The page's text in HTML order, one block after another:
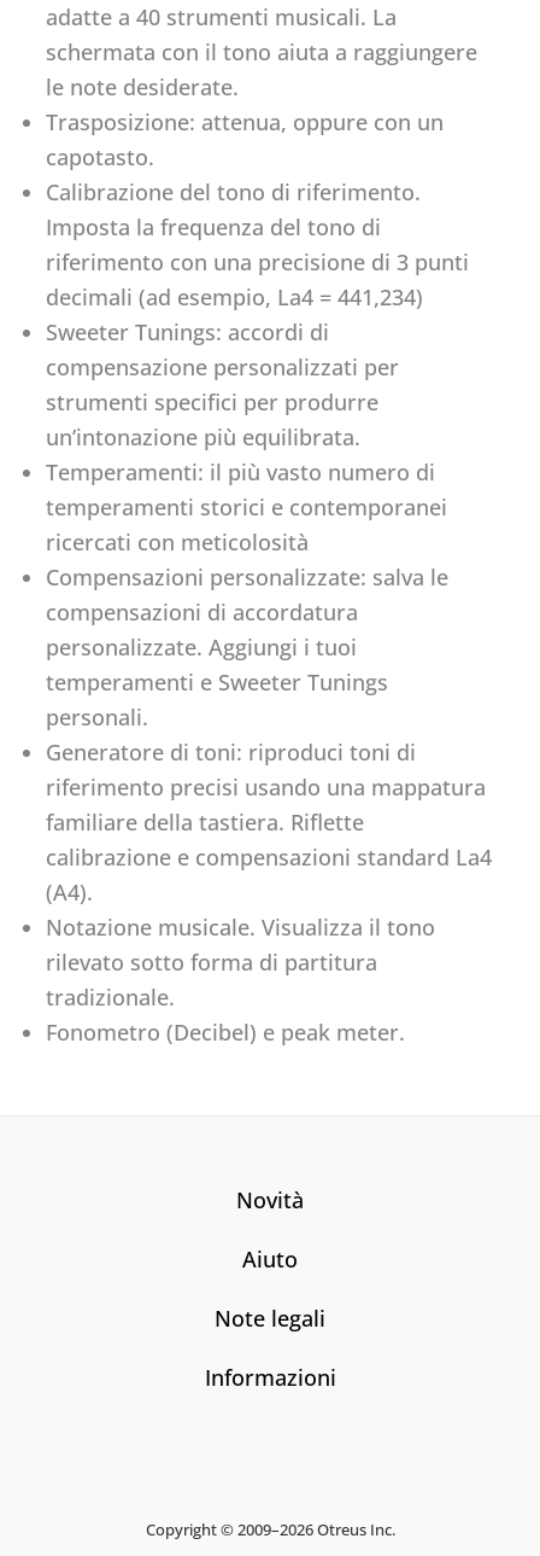
adatte a 40 strumenti musicali. La
schermata con il tono aiuta a raggiungere
le note desiderate.
Trasposizione: attenua, oppure con un
capotasto.
Calibrazione del tono di riferimento.
Imposta la frequenza del tono di
riferimento con una precisione di 3 punti
decimali (ad esempio, La4 = 441,234)
Sweeter Tunings: accordi di
compensazione personalizzati per
strumenti specifici per produrre
un’intonazione più equilibrata.
Temperamenti: il più vasto numero di
temperamenti storici e contemporanei
ricercati con meticolosità
Compensazioni personalizzate: salva le
compensazioni di accordatura
personalizzate. Aggiungi i tuoi
temperamenti e Sweeter Tunings
personali.
Generatore di toni: riproduci toni di
riferimento precisi usando una mappatura
familiare della tastiera. Riflette
calibrazione e compensazioni standard La4
(A4).
Notazione musicale. Visualizza il tono
rilevato sotto forma di partitura
tradizionale.
Fonometro (Decibel) e peak meter.
Novità
Aiuto
Note legali
Informazioni
Copyright © 2009–2026 Otreus Inc.